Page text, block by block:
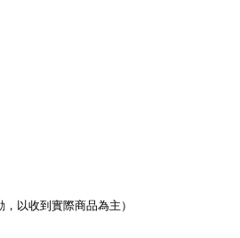
以收到實際商品為主）